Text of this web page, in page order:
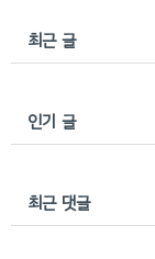
최근 글
인기 글
최근 댓글